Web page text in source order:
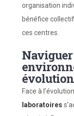
organisation
bénéfice
ces centres.
Face à
laboratoires